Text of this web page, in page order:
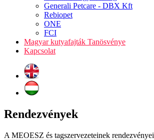
Generali Petcare - DBX Kft
Rebiopet
ONE
FCI
Magyar kutyafajták Tanösvénye
Kapcsolat
Rendezvények
A MEOESZ és tagszervezeteinek rendezvényei